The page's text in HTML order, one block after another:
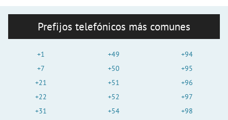
Prefijos telefónicos más comunes
+1
+7
+21
+22
+31
+49
+50
+51
+52
+54
+94
+95
+96
+97
+98